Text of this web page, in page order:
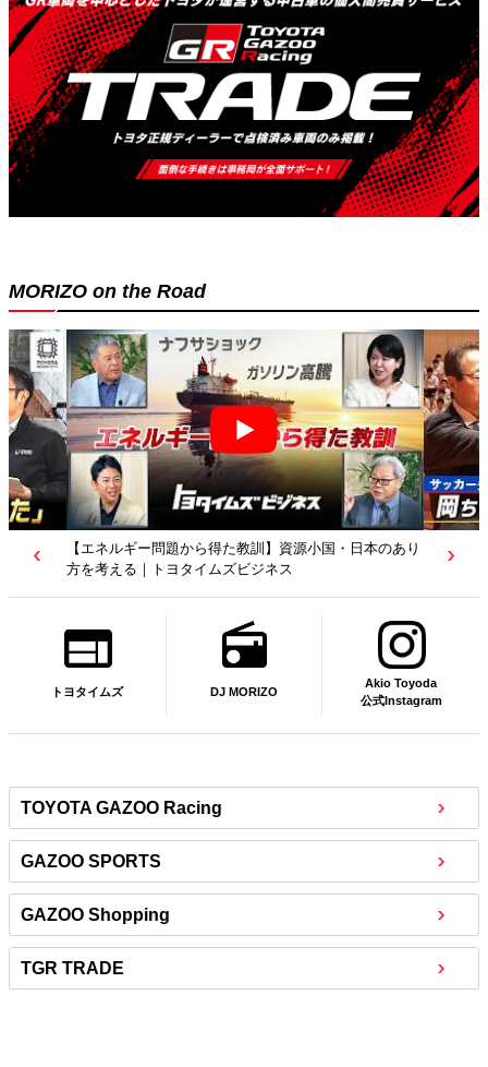
MORIZO on the Road
【若者たちへ】岡田武史さんが“特別授業”で語ったこと
｜サッカー日本代表元監督｜トヨタイムズニュース
トヨタイムズ DJ MORIZO
Akio Toyoda
公式Instagram
TOYOTA GAZOO Racing
GAZOO SPORTS
GAZOO Shopping
TGR TRADE